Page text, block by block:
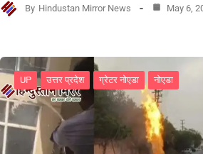
By Hindustan Mirror News May 6,
UP उत्तर प्रदेश ग्रेटर नोएडा नोएडा